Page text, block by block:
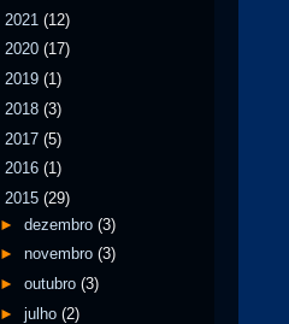
2021 (12)
2020 (17)
2019 (1)
2018 (3)
2017 (5)
2016 (1)
2015 (29)
► dezembro (3)
► novembro (3)
► outubro (3)
► julho (2)